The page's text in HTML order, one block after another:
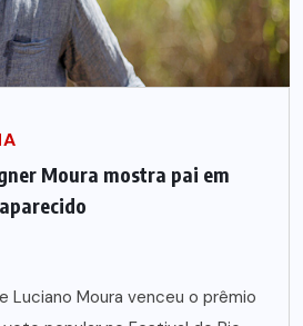
Moura mostra pai em
Luciano Moura venceu o prêmio